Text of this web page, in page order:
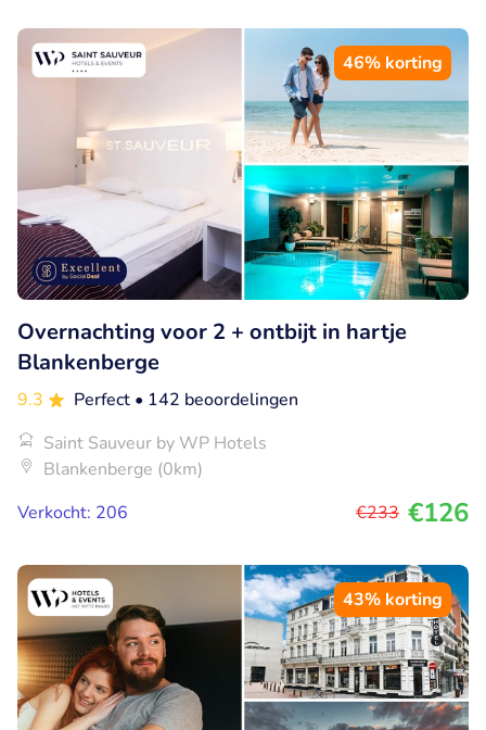
46% korting
Overnachting voor 2 + ontbijt in hartje
Blankenberge
9.3 Perfect • 142 beoordelingen
Saint Sauveur by WP Hotels
Blankenberge (0km)
Verkocht: 206
€233 €126
43% korting